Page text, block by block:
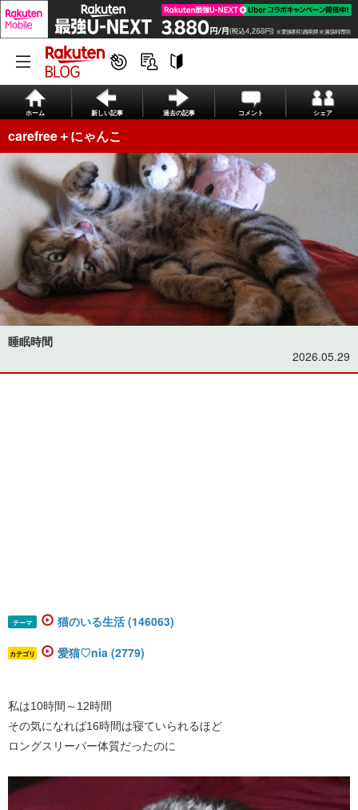
ホーム 新しい記事 過去の記事 コメント シェア
carefree＋にゃんこ
睡眠時間
2026.05.29
テーマ 猫のいる生活 (146063)
カテゴリ 愛猫♡nia (2779)
私は10時間～12時間
その気になれば16時間は寝ていられるほど
ロングスリーパー体質だったのに